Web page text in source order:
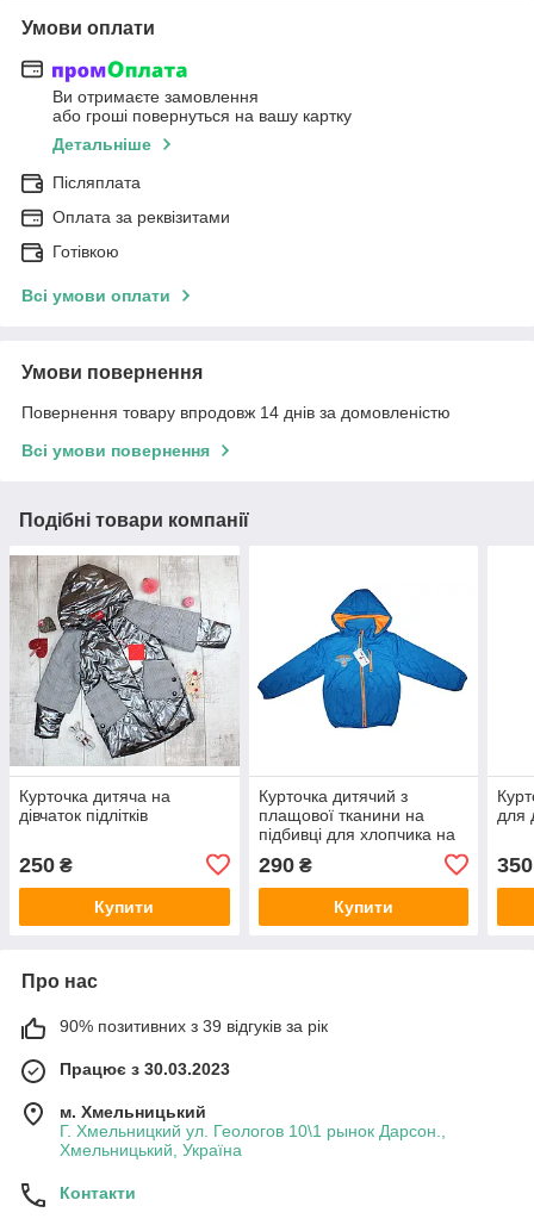
Умови оплати
Ви отримаєте замовлення
або гроші повернуться на вашу картку
Детальніше
Післяплата
Оплата за реквізитами
Готівкою
Всі умови оплати
Умови повернення
Повернення товару впродовж 14 днів за домовленістю
Всі умови повернення
Подібні товари компанії
Курточка дитяча на
дівчаток підлітків
250 ₴
Купити
Курточка дитячий з
плащової тканини на
підбивці для хлопчика на
осінь - весну Da132-134
290₴
Купити
для
350
Про нас
90% позитивних з 39 відгуків за рік
Працює з 30.03.2023
м. Хмельницький
Г. Хмельницкий ул. Геологов 10\1 рынок Дарсон.,
Хмельницький, Україна
Контакти